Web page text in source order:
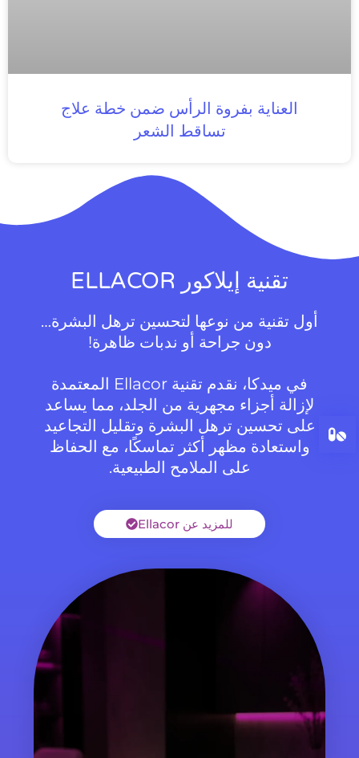
العناية بفروة الرأس ضمن خطة علاج
تساقط الشعر
تقنية إيلاكور ELLACOR
أول تقنية من نوعها لتحسين ترهل البشرة…
دون جراحة أو ندبات ظاهرة!
في ميدكا، نقدم تقنية Ellacor المعتمدة
لإزالة أجزاء مجهرية من الجلد، مما يساعد
على تحسين ترهل البشرة وتقليل التجاعيد
واستعادة مظهر أكثر تماسكًا، مع الحفاظ
على الملامح الطبيعية.
للمزيد عن Ellacor